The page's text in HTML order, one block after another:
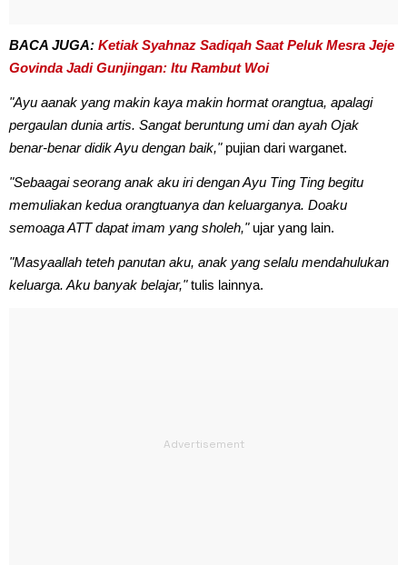
BACA JUGA: Ketiak Syahnaz Sadiqah Saat Peluk Mesra Jeje
Govinda Jadi Gunjingan: Itu Rambut Woi
"Ayu aanak yang makin kaya makin hormat orangtua, apalagi
pergaulan dunia artis. Sangat beruntung umi dan ayah Ojak
benar-benar didik Ayu dengan baik,"pujian dari warganet.
"Sebaagai seorang anak aku iri dengan Ayu Ting Ting begitu
memuliakan kedua orangtuanya dan keluarganya. Doaku
semoaga ATT dapat imam yang sholeh,"ujar yang lain.
"Masyaallah teteh panutan aku, anak yang selalu mendahulukan
keluarga. Aku banyak belajar,"tulis lainnya.